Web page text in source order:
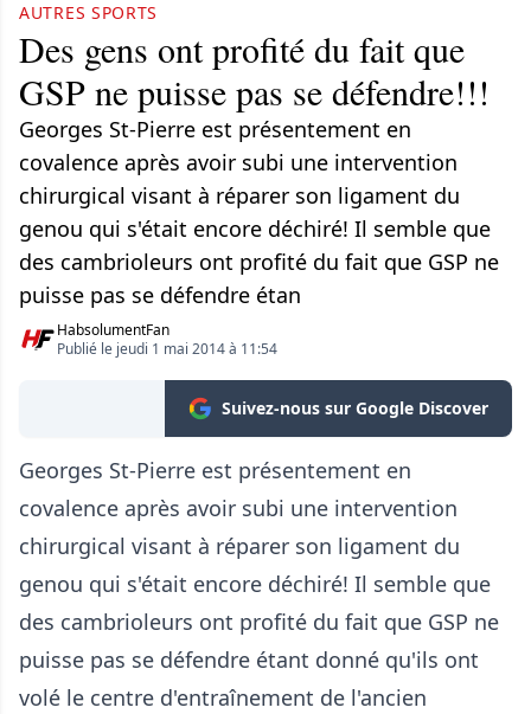
AUTRES SPORTS
Des gens ont profité du fait que
GSP ne puisse pas se défendre!!!
Georges St-Pierre est présentement en
covalence après avoir subi une intervention
chirurgical visant à réparer son ligament du
genou qui s'était encore déchiré! Il semble que
des cambrioleurs ont profité du fait que GSP ne
puisse pas se défendre étan
HabsolumentFan
Publié le jeudi 1 mai 2014 à 11:54
Suivez-nous sur Google Discover
Georges St-Pierre est présentement en
covalence après avoir subi une intervention
chirurgical visant à réparer son ligament du
genou qui s'était encore déchiré! Il semble que
des cambrioleurs ont profité du fait que GSP ne
puisse pas se défendre étant donné qu'ils ont
volé le centre d'entraînement de l'ancien